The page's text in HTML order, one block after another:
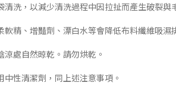
洗，以減少清洗過程中因拉扯而產生破裂與
精、增豔劑、漂白水等會降低布料纖維吸濕
處自然晾乾。請勿烘乾。
性清潔劑，同上述注意事項。